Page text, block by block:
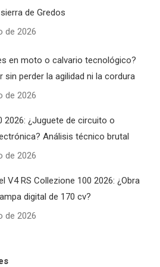
de Gredos
de 2026
en moto o calvario tecnológico?
sin perder la agilidad ni la cordura
de 2026
2026: ¿Juguete de circuito o
Análisis técnico brutal
de 2026
V4 RS Collezione 100 2026: ¿Obra
digital de 170 cv?
de 2026